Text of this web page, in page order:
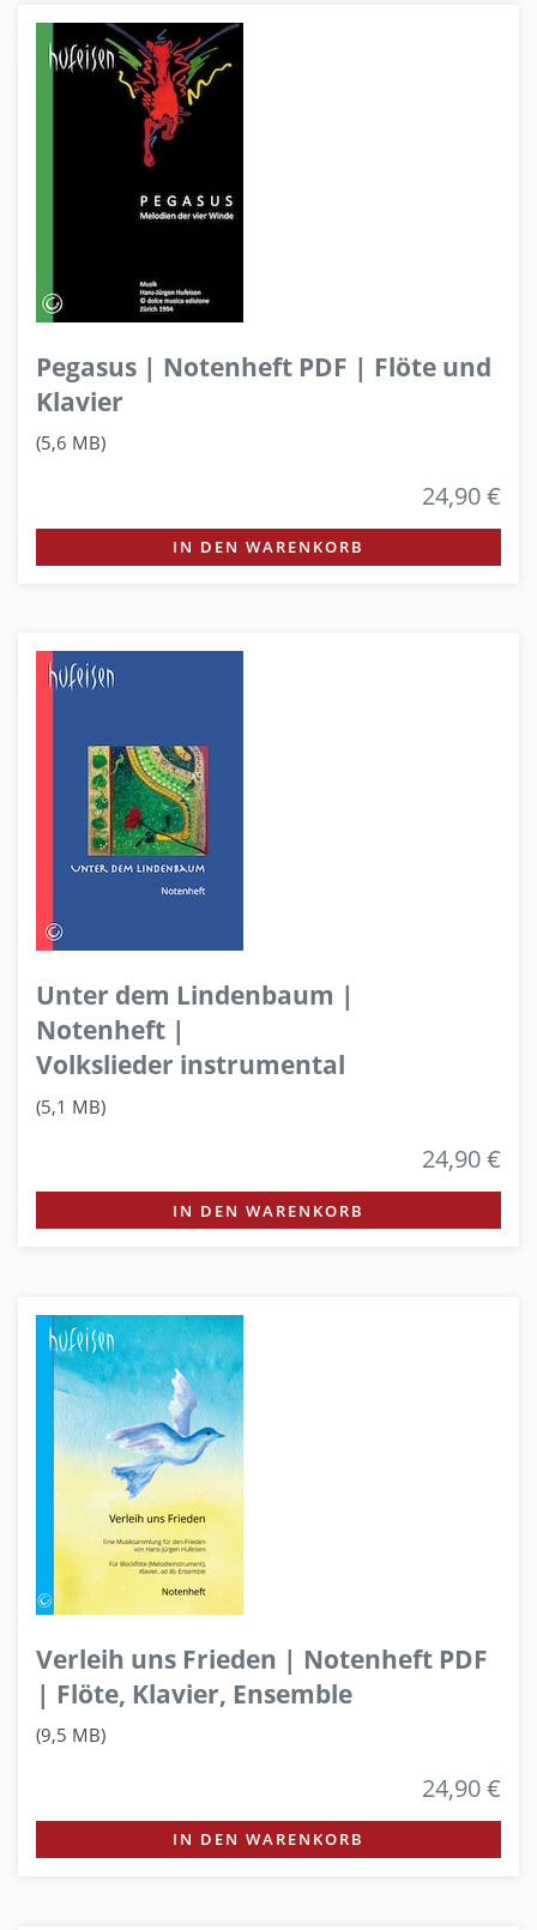
Pegasus | Notenheft PDF | Flöte und
Klavier
(5,6 MB)
24,90 €
IN DEN WARENKORB
Unter dem Lindenbaum |
Notenheft |
Volkslieder instrumental
(5,1 MB)
24,90 €
IN DEN WARENKORB
Verleih uns Frieden | Notenheft PDF
| Flöte, Klavier, Ensemble
(9,5 MB)
24,90 €
IN DEN WARENKORB